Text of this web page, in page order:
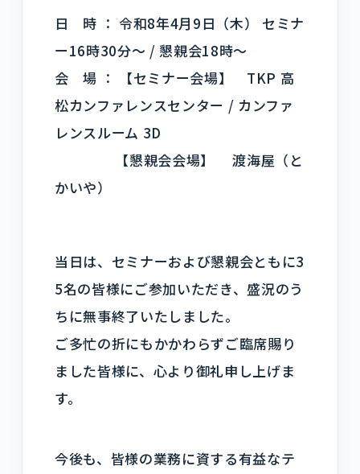
日 時 ： 令和8年4月9日（木） セミナ
ー16時30分～ / 懇親会18時～
会 場 ： 【セミナー会場】 TKP 高
松カンファレンスセンター / カンファ
レンスルーム 3D
【懇親会会場】 渡海屋（と
かいや）
当日は、セミナーおよび懇親会ともに3
5名の皆様にご参加いただき、盛況のう
ちに無事終了いたしました。
ご多忙の折にもかかわらずご臨席賜り
ました皆様に、心より御礼申し上げま
す。
今後も、皆様の業務に資する有益なテ